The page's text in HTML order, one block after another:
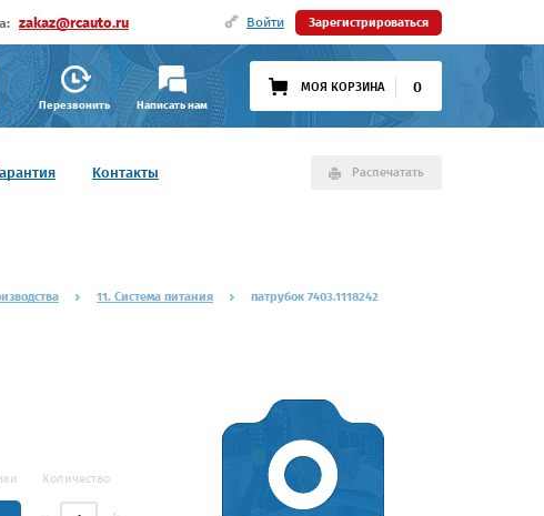
zakaz@rcauto.ru Войти Зарегистрироваться
Перезвонить Написать нам
МОЯ КОРЗИНА 0
Контакты Распечатать
11. Система питания патрубок 7403.1118242
Количество